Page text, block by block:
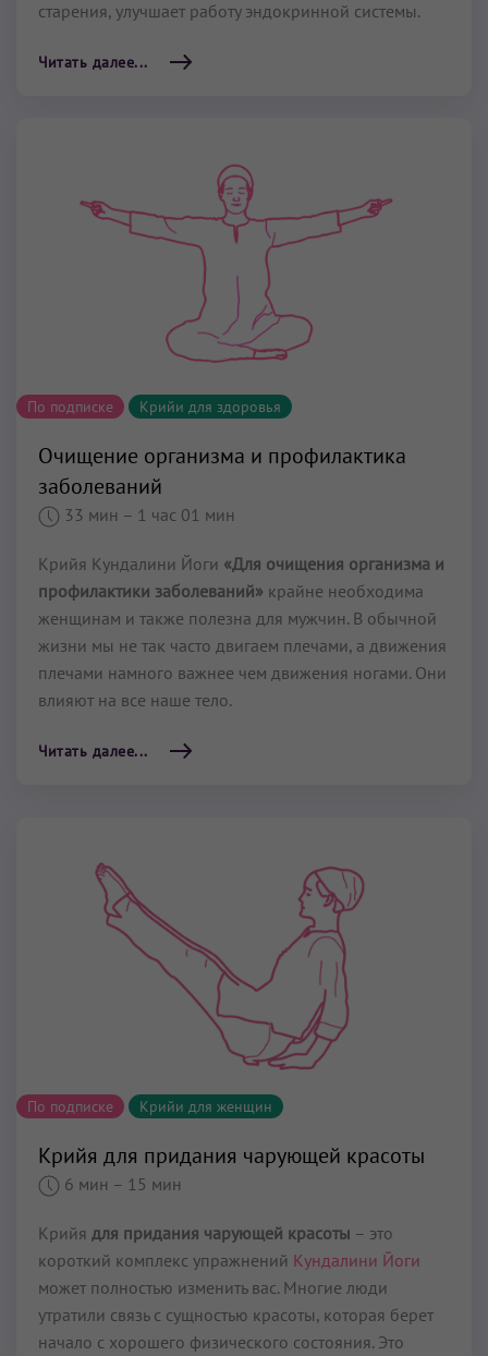
старения, улучшает работу эндокринной системы.
Читать далее...
По подписке Крийи для здоровья
Очищение организма и профилактика
заболеваний
33 мин – 1 час 01 мин
Крийя Кундалини Йоги «Для очищения организма и
профилактики заболеваний» крайне необходима
женщинам и также полезна для мужчин. В обычной
жизни мы не так часто двигаем плечами, а движения
плечами намного важнее чем движения ногами. Они
влияют на все наше тело.
Читать далее...
По подписке Крийи для женщин
Крийя для придания чарующей красоты
6 мин – 15 мин
Крийя для придания чарующей красоты – это
короткий комплекс упражнений Кундалини Йоги
может полностью изменить вас. Многие люди
утратили связь с сущностью красоты, которая берет
начало с хорошего фи­зического состояния. Это